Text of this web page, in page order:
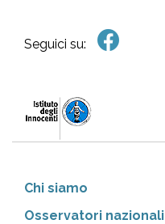
Seguici su:
Chi siamo
Osservatori nazionali